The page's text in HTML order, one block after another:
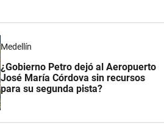
Medellín
¿Gobierno Petro dejó al Aeropuerto
José María Córdova sin recursos
para su segunda pista?